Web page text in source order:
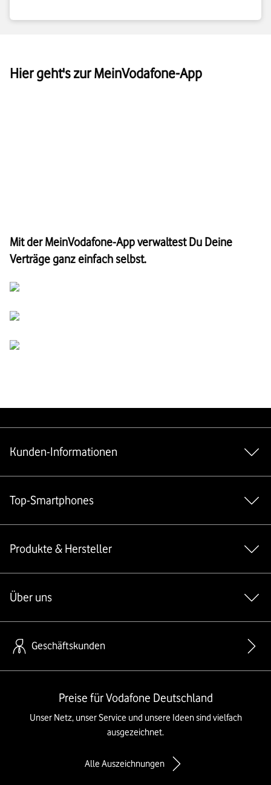
Hier geht's zur MeinVodafone-App
Mit der MeinVodafone-App verwaltest Du Deine
Verträge ganz einfach selbst.
Kunden-Informationen
Top-Smartphones
Produkte & Hersteller
Über uns
Geschäftskunden
Preise für Vodafone Deutschland
Unser Netz, unser Service und unsere Ideen sind vielfach
ausgezeichnet.
Alle Auszeichnungen